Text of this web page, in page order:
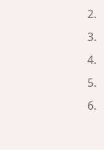
2.
3.
4.
5.
6.